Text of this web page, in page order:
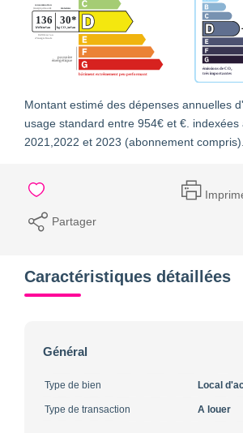
Montant estimé des dépenses annuelles
usage standard entre 954€ et €. indexées
2021,2022 et 2023 (abonnement compris).
Partager
Caractéristiques détaillées
Général
Type de bien Local
Type de transaction A louer